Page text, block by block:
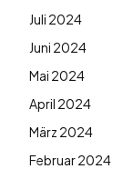
Juli 2024
Juni 2024
Mai 2024
April 2024
März 2024
Februar 2024